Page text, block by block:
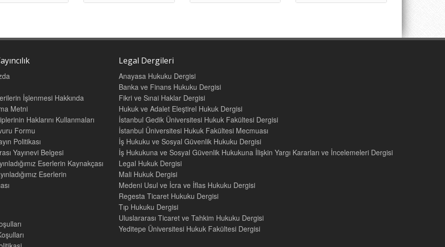
İşlenmesi Hakkında
Metni
Haklarını Kullanmaları
Formu
Politikası
Yayınevi Belgesi
Eserlerin Kaynakçası
Eserlerin
Legal Dergileri
Anayasa Hukuku Dergisi
Banka ve Finans Hukuku Dergisi
Fikri ve Sınai Haklar Dergisi
Hukuk ve Adalet Eleştirel Hukuk Dergisi
İstanbul Gedik Üniversitesi Hukuk Fakültesi Dergisi
İstanbul Üniversitesi Hukuk Fakültesi Mecmuası
İş Hukuku ve Sosyal Güvenlik Hukuku Dergisi
İş Hukukuna ve Sosyal Güvenlik Hukukuna İlişkin Yargı Kararları ve İncelemeleri Dergisi
Legal Hukuk Dergisi
Mali Hukuk Dergisi
Medeni Usul ve İcra ve İflas Hukuku Dergisi
Regesta Ticaret Hukuku Dergisi
Tıp Hukuku Dergisi
Uluslararası Ticaret ve Tahkim Hukuku Dergisi
Yeditepe Üniversitesi Hukuk Fakültesi Dergisi